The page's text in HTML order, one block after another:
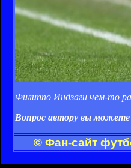
Филиппо Индзаги чем-то
Вопрос автору вы можете
© Фан-сайт